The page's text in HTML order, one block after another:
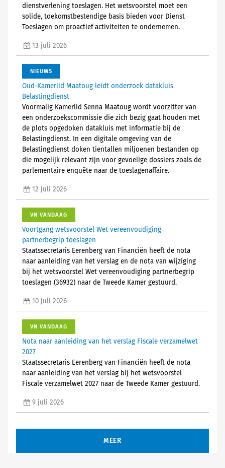
dienstverlening toeslagen. Het wetsvoorstel moet een
solide, toekomstbestendige basis bieden voor Dienst
Toeslagen om proactief activiteiten te ondernemen.
13 juli 2026
NIEUWS
Oud-Kamerlid Maatoug leidt onderzoek datakluis
Belastingdienst
Voormalig Kamerlid Senna Maatoug wordt voorzitter van
een onderzoekscommissie die zich bezig gaat houden met
de plots opgedoken datakluis met informatie bij de
Belastingdienst. In een digitale omgeving van de
Belastingdienst doken tientallen miljoenen bestanden op
die mogelijk relevant zijn voor gevoelige dossiers zoals de
parlementaire enquête naar de toeslagenaffaire.
12 juli 2026
VN VANDAAG
Voortgang wetsvoorstel Wet vereenvoudiging
partnerbegrip toeslagen
Staatssecretaris Eerenberg van Financiën heeft de nota
naar aanleiding van het verslag en de nota van wijziging
bij het wetsvoorstel Wet vereenvoudiging partnerbegrip
toeslagen (36932) naar de Tweede Kamer gestuurd.
10 juli 2026
VN VANDAAG
Nota naar aanleiding van het verslag Fiscale verzamelwet
2027
Staatssecretaris Eerenberg van Financiën heeft de nota
naar aanleiding van het verslag bij het wetsvoorstel
Fiscale verzamelwet 2027 naar de Tweede Kamer gestuurd.
9 juli 2026
MEER